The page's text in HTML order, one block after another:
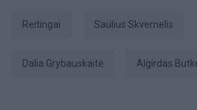
reitingai Saulius Skvernelis
Dalia Grybauskaitė Algirdas